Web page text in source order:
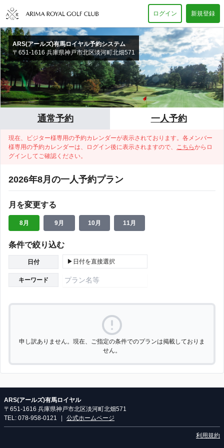
ログイン 新規登録
ARS(アールズ)有馬ロイヤル予約システム
〒651-1616 兵庫県神戸市北区淡河町北畑571
通常予約 一人予約
現在、ビジター様専用の予約カレンダーが表示されております。 各メンバー
様専用の予約カレンダーは、ログイン後に表示されますので、 こちらからロ
グインしてご確認ください。
2026年8月の一人予約プラン
月を変更する
8月 9月 10月 11月
条件で絞り込む
日付 ▶日付を直接選択
キーワード
申し訳ありません。現在、ご指定の条件でのプランは掲載しておりま
せん。
ARS(アールズ)有馬ロイヤル
〒651-1616 兵庫県神戸市北区淡河町北畑571
TEL: 078-958-0121
公式ホームページ
利用規約